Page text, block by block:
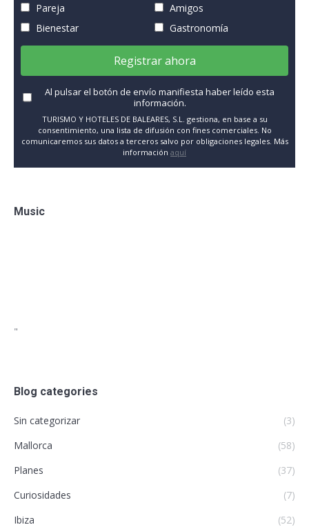
Pareja
Amigos
Bienestar
Gastronomía
Registrar ahora
Al pulsar el botón de envío manifiesta haber leído esta
información.
TURISMO Y HOTELES DE BALEARES, S.L. gestiona, en base a su
consentimiento, una lista de difusión con fines comerciales. No
comunicaremos sus datos a terceros salvo por obligaciones legales. Más
información aquí
Music
"
Blog categories
Sin categorizar
(3)
Mallorca
(58)
Planes
(37)
Curiosidades
(7)
Ibiza
(52)